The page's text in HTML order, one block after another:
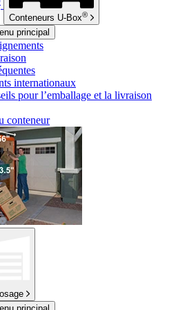
Conteneurs U-Box®
principal
internationaux
pour l’emballage et la livraison
conteneur